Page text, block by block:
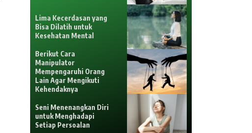
Lima Kecerdasan yang
Bisa Dilatih untuk
Kesehatan Mental
Berikut Cara
Manipulator
Mempengaruhi Orang
Lain Agar Mengikuti
Kehendaknya
Seni Menenangkan Diri
untuk Menghadapi
Setiap Persoalan